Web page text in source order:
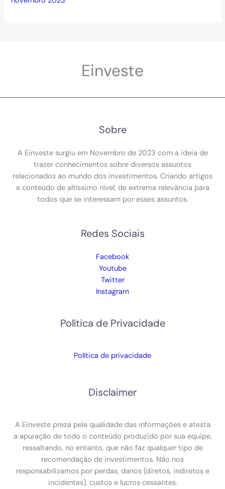
Einveste
Sobre
A Einveste surgiu em Novembro de 2023 com a ideia de
trazer conhecimentos sobre diversos assuntos
relacionados ao mundo dos investimentos. Criando artigos
e conteúdo de altíssimo nível, de extrema relevância para
todos que se interessam por esses assuntos.
Redes Sociais
Facebook
Youtube
Twitter
Instagram
Política de Privacidade
Política de privacidade
Disclaimer
A Einveste preza pela qualidade das informações e atesta
a apuração de todo o conteúdo produzido por sua equipe,
ressaltando, no entanto, que não faz qualquer tipo de
recomendação de investimentos. Não nos
responsabilizamos por perdas, danos (diretos, indiretos e
incidentes), custos e lucros cessantes.